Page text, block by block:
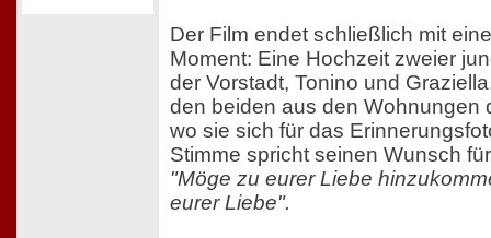
Der Film endet schließlich mit
Moment: Eine Hochzeit zweier
der Vorstadt, Tonino und
den beiden aus den Wohnungen
wo sie sich für das
Stimme spricht seinen Wunsch
"Möge zu eurer Liebe
eurer Liebe".